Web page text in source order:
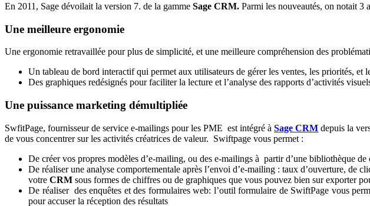
En 2011, Sage dévoilait la version 7. de la gamme Sage CRM. Parmi les nouveautés, on notait 3
Une meilleure ergonomie
Une ergonomie retravaillée pour plus de simplicité, et une meilleure compréhension des
Un tableau de bord interactif qui permet aux utilisateurs de gérer les ventes, les priorités, et
Des graphiques redésignés pour faciliter la lecture et l’analyse des rapports d’activités
Une puissance marketing démultipliée
SwfitPage, fournisseur de service e-mailings pour les PME est intégré àSage CRM depuis la
de vous concentrer sur les activités créatrices de valeur. Swiftpage vous permet :
De créer vos propres modèles d’e-mailing, ou des e-mailings à partir d’une bibliothèque
De réaliser une analyse comportementale après l’envoi d’e-mailing : taux d’ouverture, de
votre CRM sous formes de chiffres ou de graphiques que vous pouvez bien sur exporter
De réaliser des enquêtes et des formulaires web: l’outil formulaire de SwiftPage vous
pour accuser la réception des résultats